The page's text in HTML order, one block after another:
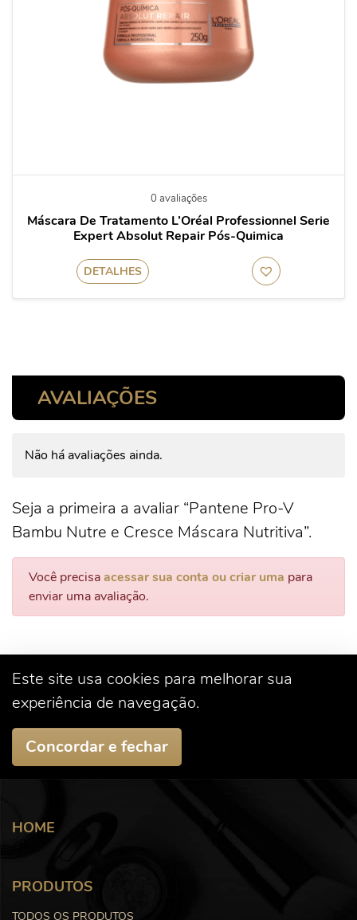
0 avaliações
Máscara De Tratamento L’Oréal Professionnel Serie
Expert Absolut Repair Pós-Quimica
DETALHES
AVALIAÇÕES
Não há avaliações ainda.
Seja a primeira a avaliar “Pantene Pro-V
Bambu Nutre e Cresce Máscara Nutritiva”.
Você precisaacessar sua conta ou criar uma para
enviar uma avaliação.
Este site usa cookies para melhorar sua
experiência de navegação.
Concordar e fechar
HOME
PRODUTOS
TODOS OS PRODUTOS